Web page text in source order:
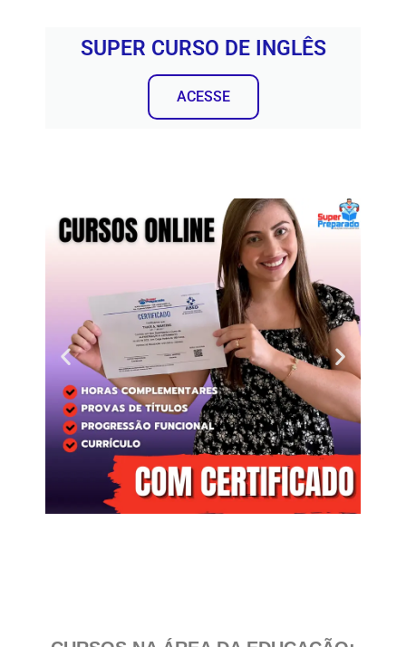
SUPER CURSO DE INGLÊS
ACESSE